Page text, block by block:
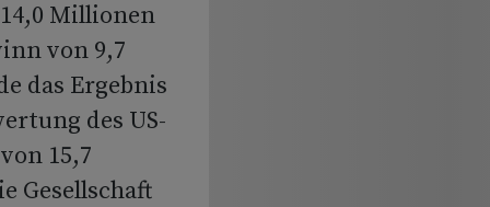
Millionen
von 9,7
das Ergebnis
des US-
15,7
Gesellschaft